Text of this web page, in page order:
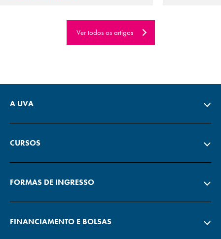
Ver todos os artigos
A UVA
CURSOS
FORMAS DE INGRESSO
FINANCIAMENTO E BOLSAS